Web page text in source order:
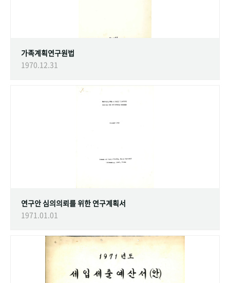
가족계획연구원법
1970.12.31
연구안 심의의뢰를 위한 연구계획서
1971.01.01